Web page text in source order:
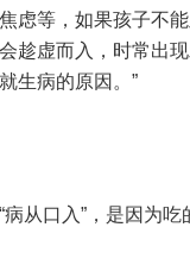
虑等，如果孩子不
趁虚而入，时常出
生病的原因。”
从口入”，是因为吃